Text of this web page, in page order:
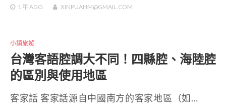
1 年 AGO XINPUAHM@GMAIL.COM
小鎮旅遊
台灣客語腔調大不同！四縣腔、海陸腔
的區別與使用地區
客家話 客家話源自中國南方的客家地區（如…